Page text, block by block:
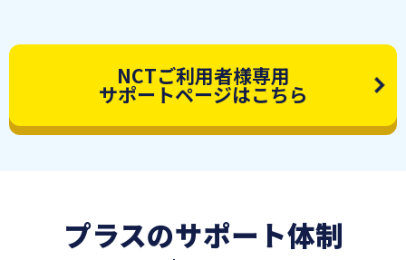
NCTご利用者様専用
サポートページはこちら
プラスのサポート体制